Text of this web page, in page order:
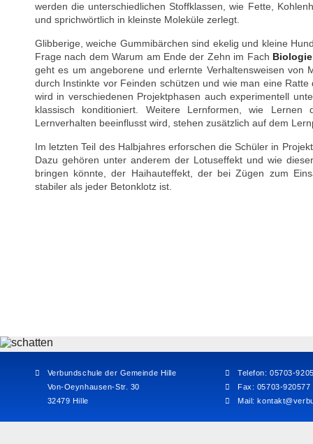
werden die unterschiedlichen Stoffklassen, wie Fette,
und sprichwörtlich in kleinste Moleküle zerlegt.
Glibberige, weiche Gummibärchen sind ekelig und kleine
Frage nach dem Warum am Ende der Zehn im Fach Biologie
geht es um angeborene und erlernte Verhaltensweisen von
durch Instinkte vor Feinden schützen und wie man eine
wird in verschiedenen Projektphasen auch experimentell
klassisch konditioniert. Weitere Lernformen, wie Lernen
Lernverhalten beeinflusst wird, stehen zusätzlich auf dem
Im letzten Teil des Halbjahres erforschen die Schüler in
Dazu gehören unter anderem der Lotuseffekt und wie
bringen könnte, der Haihauteffekt, der bei Zügen zum
stabiler als jeder Betonklotz ist.
Verbundschule der Gemeinde Hille
Von-Oeynhausen-Str. 30
32479 Hille
Telefon: 05703-
Fax: 05703-920577
Mail: